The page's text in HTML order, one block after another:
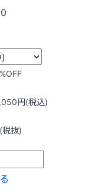
%OFF
円(税込)
税抜)